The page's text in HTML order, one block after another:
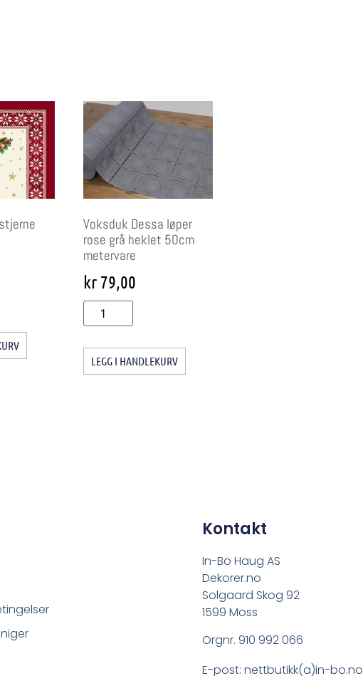
Voksduk Dessa løper
rose grå heklet 50cm
metervare
kr79,00
LEGG I HANDLEKURV
Kontakt
In-Bo Haug AS
Dekorer.no
Solgaard Skog 92
1599 Moss
Orgnr. 910 992 066
E-post: nettbutikk(a)in-bo.no